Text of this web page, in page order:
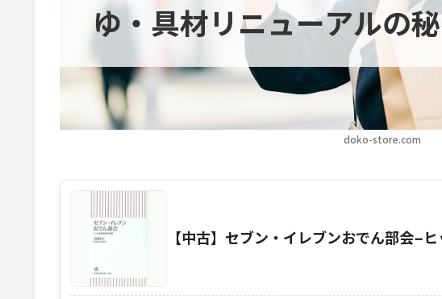
doko-store.com
ゆ・具材リニューアルの
【中古】セブン・イレブンおでん部会−